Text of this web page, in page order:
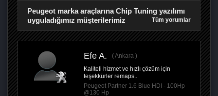
Peugeot marka araçlarına Chip Tuning yazılımı
uyguladığımız müşterilerimiz
Tüm yorumlar
Efe A.
Ankara
Kaliteli hizmet ve hızlı çözüm için
teşekkürler remaps..
Peugeot Partner 1.6 Blue HDI - 100Hp
@130 Hp